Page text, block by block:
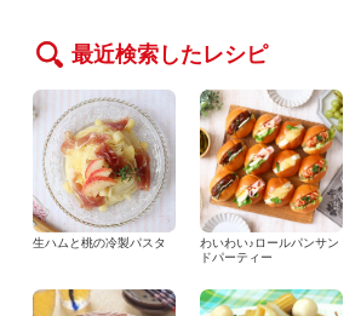
最近検索したレシピ
生ハムと桃の冷製パスタ
わいわい♪ロールパンサン
ドパーティー